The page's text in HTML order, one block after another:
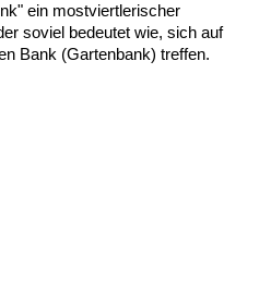
ein mostviertlerischer
soviel bedeutet wie, sich auf
Bank (Gartenbank) treffen.